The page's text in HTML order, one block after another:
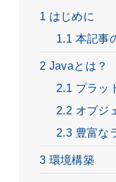
1 はじめに
1.1 本記事
2 Javaとは？
2.1 プラッ
2.2 オブジ
2.3 豊富な
3 環境構築